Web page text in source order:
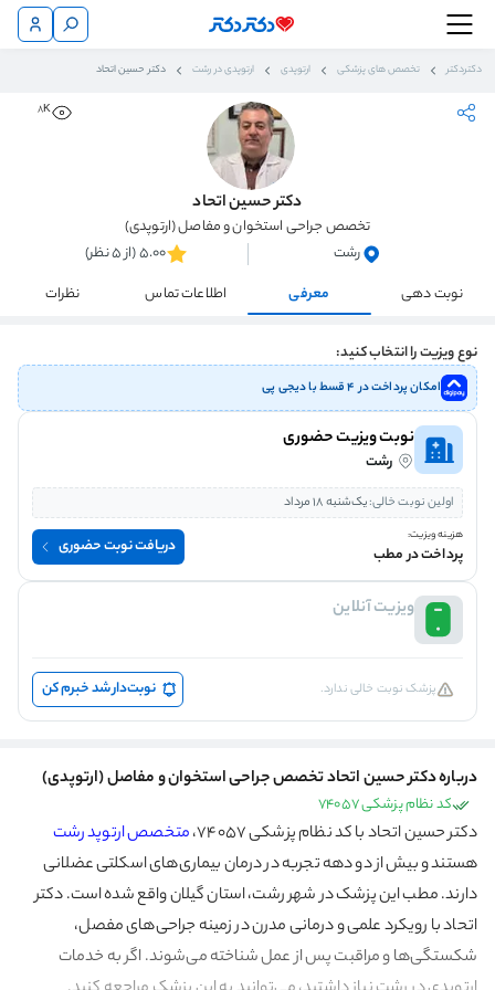
دکتردکتر تخصص های پزشکی ارتوپدی ارتوپدی در رشت دکتر حسین اتحاد
8K
دکتر حسین اتحاد
تخصص جراحی استخوان و مفاصل (ارتوپدی)
رشت
5.00 (از 5 نظر)
نوبت دهی
معرفی اطلاعات تماس نظرات
نوع ویزیت را انتخاب کنید:
امکان پرداخت در ۴ قسط با دیجی پی
نوبت ویزیت حضوری
رشت
اولین نوبت خالی:یک‌شنبه 18 مرداد
هزینه ویزیت:
پرداخت در مطب دریافت نوبت حضوری
ویزیت آنلاین
پزشک نوبت خالی ندارد. نوبت‌دار شد خبرم کن
درباره دکتر حسین اتحاد تخصص جراحی استخوان و مفاصل (ارتوپدی)
کد نظام پزشکی 74057
دکتر حسین اتحاد با کد نظام پزشکی ۷۴۰۵۷،
متخصص ارتوپد رشت
هستند و بیش از دو دهه تجربه در درمان بیماری‌های اسکلتی عضلانی
دارند. مطب این پزشک در شهر رشت، استان گیلان واقع شده است. دکتر
اتحاد با رویکرد علمی و درمانی مدرن در زمینه جراحی‌های مفصل،
شکستگی‌ها و مراقبت پس از عمل شناخته می‌شوند. اگر به خدمات